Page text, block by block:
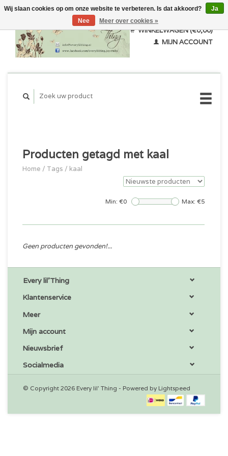
WINKELWAGEN (€0,00)
MIJN ACCOUNT
Producten getagd met kaal
Home / Tags / kaal
Min: €0 Max: €5
Geen producten gevonden!...
Every lil'Thing
Klantenservice
Meer
Mijn account
Nieuwsbrief
Socialmedia
© Copyright 2026 Every lil' Thing - Powered by Lightspeed
Wij slaan cookies op om onze website te verbeteren. Is dat akkoord?
Ja
Nee
Meer over cookies »